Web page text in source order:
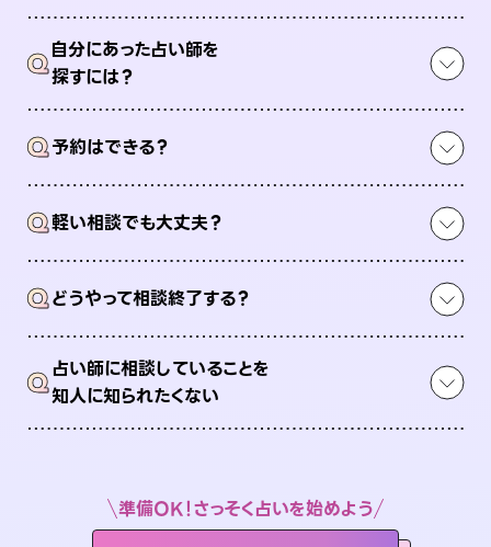
Q自分にあった占い師を
探すには？
Q予約はできる？
Q軽い相談でも大丈夫？
Qどうやって相談終了する？
Q占い師に相談していることを
知人に知られたくない
準備OK！さっそく占いを始めよう